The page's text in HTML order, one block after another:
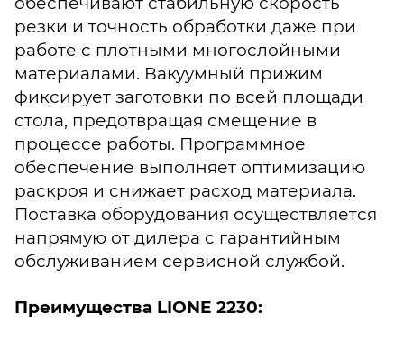
резки и точность обработки даже при
работе с плотными многослойными
материалами. Вакуумный прижим
фиксирует заготовки по всей площади
стола, предотвращая смещение в
процессе работы. Программное
обеспечение выполняет оптимизацию
раскроя и снижает расход материала.
Поставка оборудования осуществляется
напрямую от дилера с гарантийным
обслуживанием сервисной службой.
Преимущества LIONE 2230: